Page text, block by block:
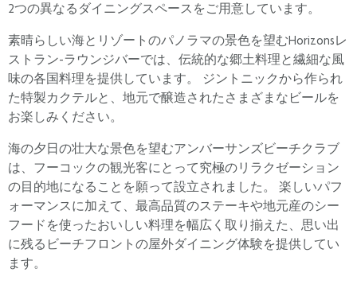
2つの異なるダイニングスペースをご用意しています。
素晴らしい海とリゾートのパノラマの景色を望むHorizonsレ
ストラン-ラウンジバーでは、伝統的な郷土料理と繊細な風
味の各国料理を提供しています。 ジントニックから作られ
た特製カクテルと、地元で醸造されたさまざまなビールを
お楽しみください。
海の夕日の壮大な景色を望むアンバーサンズビーチクラブ
は、フーコックの観光客にとって究極のリラクゼーション
の目的地になることを願って設立されました。 楽しいパフ
ォーマンスに加えて、最高品質のステーキや地元産のシー
フードを使ったおいしい料理を幅広く取り揃えた、思い出
に残るビーチフロントの屋外ダイニング体験を提供してい
ます。